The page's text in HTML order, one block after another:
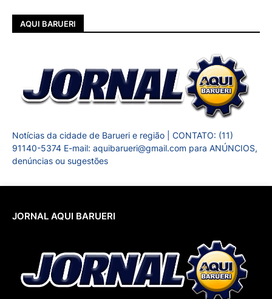
AQUI BARUERI
Notícias da cidade de Barueri e região | CONTATO: (11)
91140-5374 E-mail: aquibarueri@gmail.com para ANÚNCIOS,
denúncias ou sugestões
JORNAL AQUI BARUERI